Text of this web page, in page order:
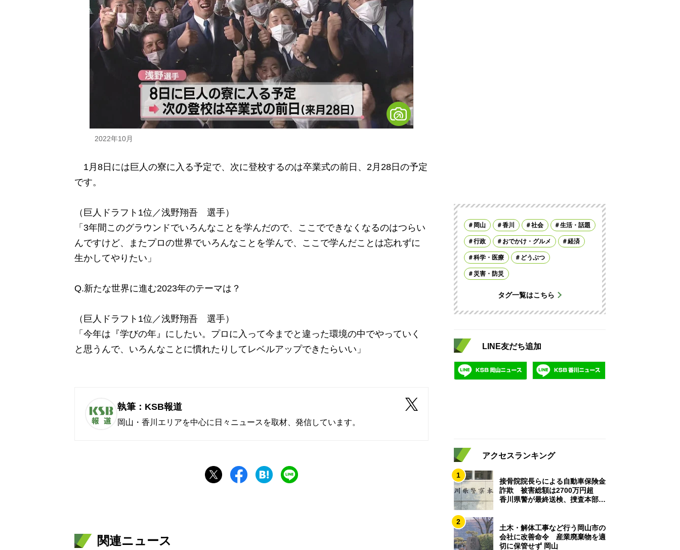
2022年10月
1月8日には巨人の寮に入る予定で、次に登校するのは卒業式の前日、2月28日の予定
です。
（巨人ドラフト1位／浅野翔吾 選手）
「3年間このグラウンドでいろんなことを学んだので、ここでできなくなるのはつらい
んですけど、またプロの世界でいろんなことを学んで、ここで学んだことは忘れずに
生かしてやりたい」
Q.新たな世界に進む2023年のテーマは？
（巨人ドラフト1位／浅野翔吾 選手）
「今年は『学びの年』にしたい。プロに入って今までと違った環境の中でやっていく
と思うんで、いろんなことに慣れたりしてレベルアップできたらいい」
執筆：KSB報道
岡山・香川エリアを中心に日々ニュースを取材、発信しています。
関連ニュース
岡山 香川 社会 生活・話題
行政 おでかけ・グルメ 経済
科学・医療 どうぶつ
災害・防災
タグ一覧はこちら
LINE友だち追加
アクセスランキング
1
接骨院院長らによる自動車保険金
詐欺 被害総額は2700万円超
香川県警が最終送検、捜査本部解
2
土木・解体工事など行う岡山市の
会社に改善命令 産業廃棄物を適
切に保管せず 岡山